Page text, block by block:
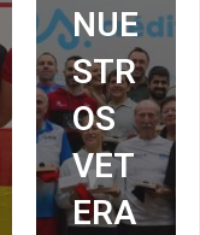
N
ELE
NA
SÁN
CHE